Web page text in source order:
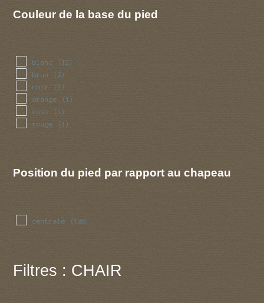
Couleur de la base du pied
blanc (12)
brun (2)
noir (1)
orange (1)
rose (1)
rouge (1)
Position du pied par rapport au chapeau
centrale (126)
Filtres : CHAIR